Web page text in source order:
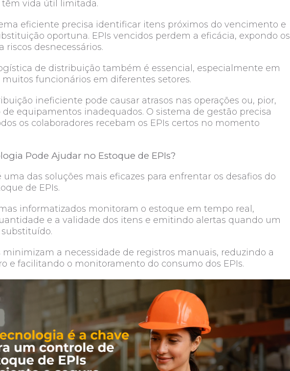
vida útil limitada.
eficiente precisa identificar itens próximos do vencimento e
oportuna. EPIs vencidos perdem a eficácia, expondo os
riscos desnecessários.
de distribuição também é essencial, especialmente em
funcionários em diferentes setores.
ineficiente pode causar atrasos nas operações ou, pior,
de equipamentos inadequados. O sistema de gestão precisa
os colaboradores recebam os EPIs certos no momento
Pode Ajudar no Estoque de EPIs?
das soluções mais eficazes para enfrentar os desafios do
de EPIs.
informatizados monitoram o estoque em tempo real,
e a validade dos itens e emitindo alertas quando um
substituído.
minimizam a necessidade de registros manuais, reduzindo a
e facilitando o monitoramento do consumo dos EPIs.